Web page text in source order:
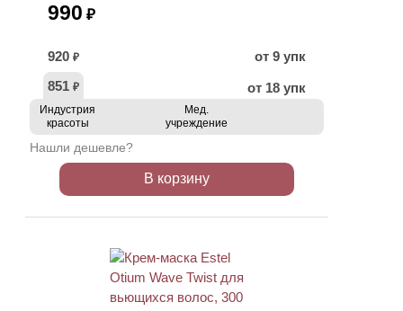
990 ₽
920 ₽
от 9 упк
851 ₽ от 18 упк
Индустрия
красоты
Мед.
учреждение
Нашли дешевле?
В корзину